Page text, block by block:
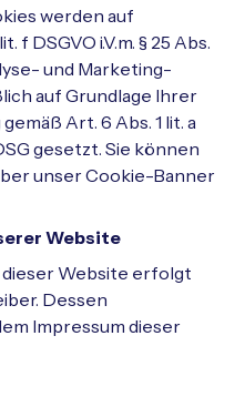
werden auf
f DSGVO i.V.m. § 25 Abs.
und Marketing-
auf Grundlage Ihrer
Art. 6 Abs. 1 lit. a
gesetzt. Sie können
unser Cookie-Banner
Website
Website erfolgt
Dessen
Impressum dieser